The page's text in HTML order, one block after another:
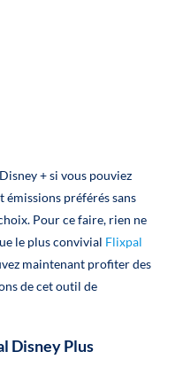
+ si vous pouviez
émissions préférés sans
Pour ce faire, rien ne
le plus convivial Flixpal
maintenant profiter des
de cet outil de
Disney Plus